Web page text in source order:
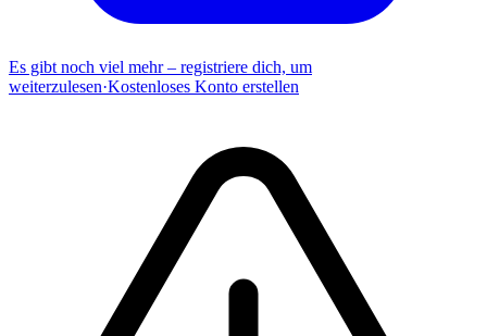
Es gibt noch viel mehr – registriere dich, um
weiterzulesen·Kostenloses Konto erstellen